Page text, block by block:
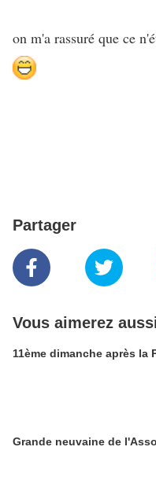
on m'a rassuré que ce
Partager
Vous aimerez
11ème dimanche après la
Grande neuvaine de